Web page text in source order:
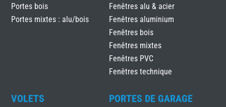
Portes bois
Portes mixtes : alu/bois
Fenêtres alu & acier
Fenêtres aluminium
Fenêtres bois
Fenêtres mixtes
Fenêtres PVC
Fenêtres technique
VOLETS PORTES DE GARAGE